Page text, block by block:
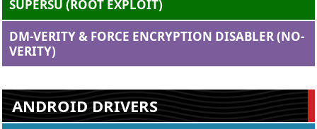
SUPERSU (ROOT EXPLOIT)
DM-VERITY & FORCE ENCRYPTION DISABLER (NO-
VERITY)
ANDROID DRIVERS